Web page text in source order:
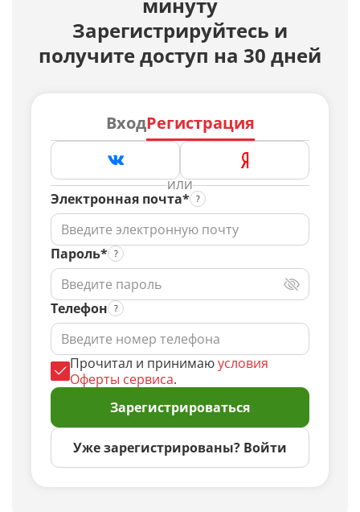
Зарегистрируйтесь и
получите доступ на 30 дней
ВходРегистрация
ИЛИ
Электронная почта*
Пароль*
Телефон
Прочитал и принимаюусловия
Оферты сервиса.
Зарегистрироваться
Уже зарегистрированы? Войти